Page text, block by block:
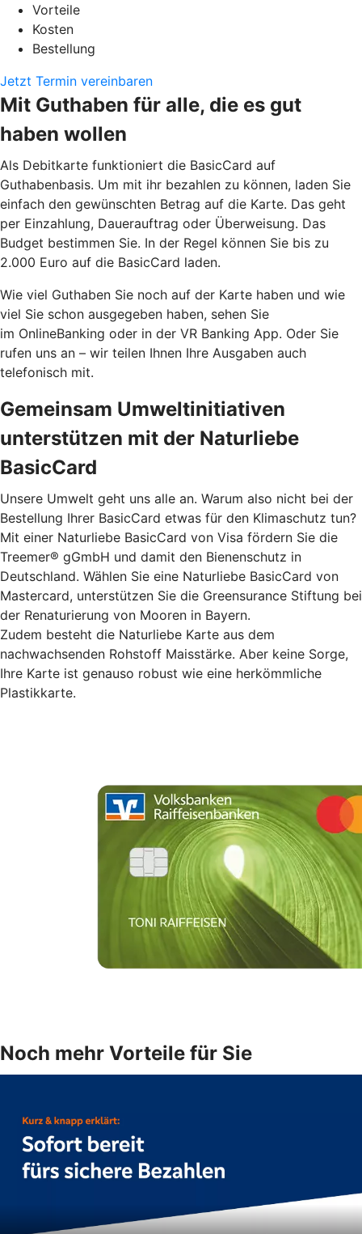
Vorteile
Kosten
Bestellung
Jetzt Termin vereinbaren
Mit Guthaben für alle, die es gut
haben wollen
Als Debitkarte funktioniert die BasicCard auf
Guthabenbasis. Um mit ihr bezahlen zu können, laden Sie
einfach den gewünschten Betrag auf die Karte. Das geht
per Einzahlung, Dauerauftrag oder Überweisung. Das
Budget bestimmen Sie. In der Regel können Sie bis zu
2.000 Euro auf die BasicCard laden.
Wie viel Guthaben Sie noch auf der Karte haben und wie
viel Sie schon ausgegeben haben, sehen Sie
im OnlineBanking oder in der VR Banking App. Oder Sie
rufen uns an – wir teilen Ihnen Ihre Ausgaben auch
telefonisch mit.
Gemeinsam Umweltinitiativen
unterstützen mit der Naturliebe
BasicCard
Unsere Umwelt geht uns alle an. Warum also nicht bei der
Bestellung Ihrer BasicCard etwas für den Klimaschutz tun?
Mit einer Naturliebe BasicCard von Visa fördern Sie die
Treemer® gGmbH und damit den Bienenschutz in
Deutschland. Wählen Sie eine Naturliebe BasicCard von
Mastercard, unterstützen Sie die Greensurance Stiftung bei
der Renaturierung von Mooren in Bayern.
Zudem besteht die Naturliebe Karte aus dem
nachwachsenden Rohstoff Maisstärke. Aber keine Sorge,
Ihre Karte ist genauso robust wie eine herkömmliche
Plastikkarte.
Noch mehr Vorteile für Sie